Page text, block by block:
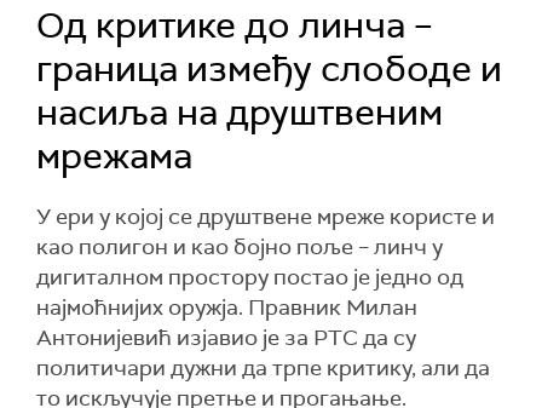
Од критике до линча –
граница између слободе и
насиља на друштвеним
мрежама
У ери у којој се друштвене мреже користе и
као полигон и као бојно поље – линч у
дигиталном простору постао је једно од
најмоћнијих оружја. Правник Милан
Антонијевић изјавио је за РТС да су
политичари дужни да трпе критику, али да
то искључује претње и прогањање.